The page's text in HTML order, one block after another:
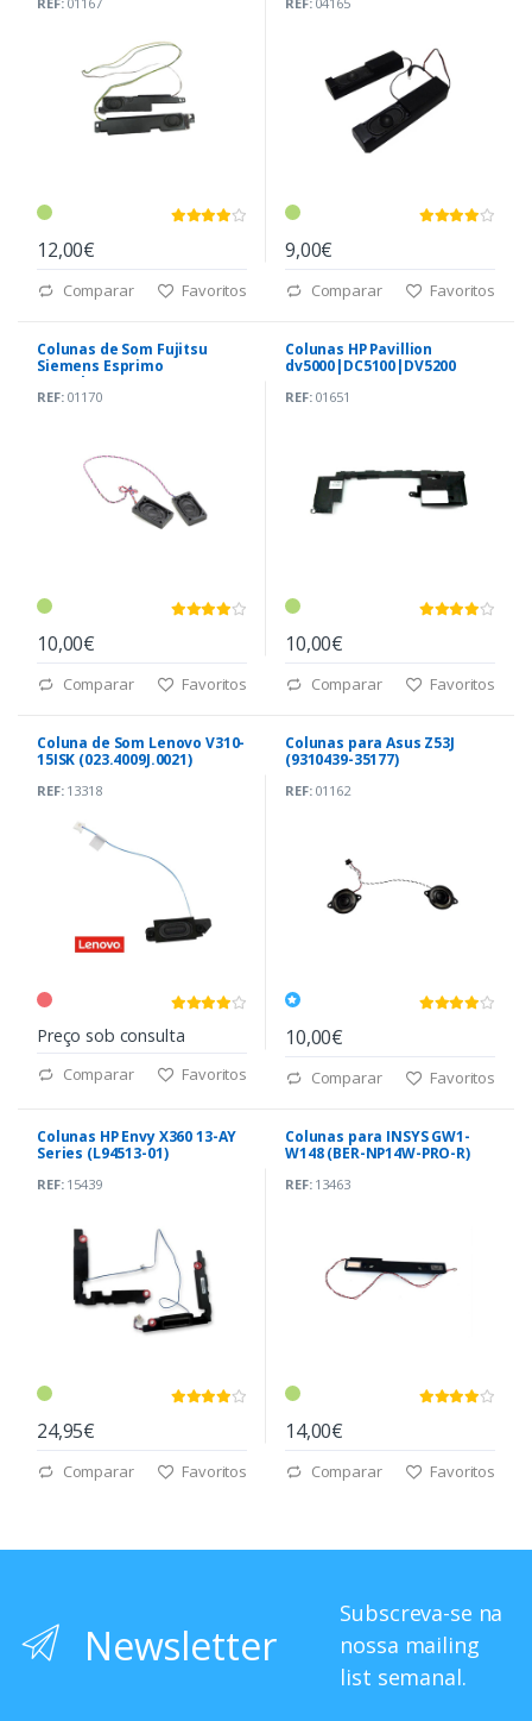
12,00€
Comparar Favoritos
9,00€
Comparar Favoritos
Colunas de Som Fujitsu
Siemens Esprimo
V5515|V5535
REF:01170
10,00€
Comparar Favoritos
Colunas HP Pavillion
dv5000|DC5100|DV5200
REF:01651
10,00€
Comparar Favoritos
Coluna de Som Lenovo V310-
15ISK (023.4009J.0021)
REF:13318
Preço sob consulta
Comparar Favoritos
Colunas para Asus Z53J
(9310439-35177)
REF:01162
10,00€
Comparar Favoritos
Colunas HP Envy X360 13-AY
Series (L94513-01)
REF:15439
24,95€
Comparar Favoritos
Colunas para INSYS GW1-
W148 (BER-NP14W-PRO-R)
REF:13463
14,00€
Comparar Favoritos
Newsletter
Subscreva-se na
nossa mailing
list semanal.